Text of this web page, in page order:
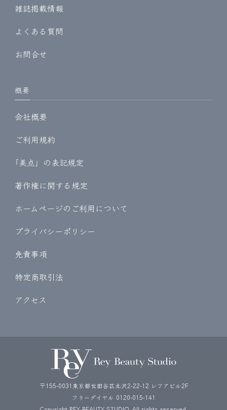
雑誌掲載情報
よくある質問
お問合せ
概要
会社概要
ご利用規約
｢美点」の表記規定
著作権に関する規定
ホームページのご利用について
プライバシーポリシー
免責事項
特定商取引法
アクセス
〒155-0031東京都世田谷区北沢2-22-12 レフアビル2F
フリーダイヤル 0120-015-141